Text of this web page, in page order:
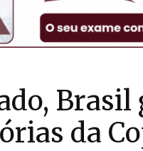
Brasil
da